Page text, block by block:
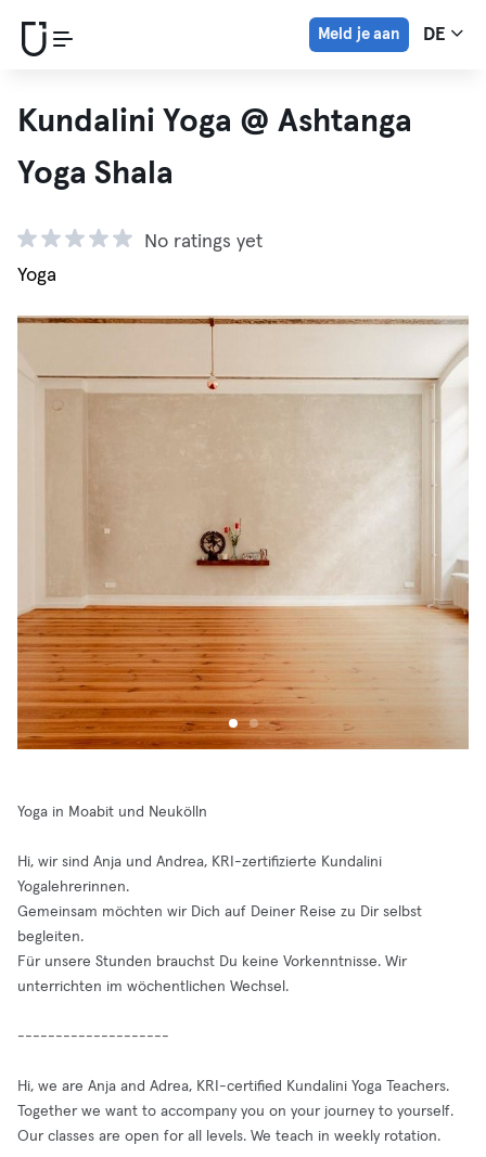
Meld je aan DE
Kundalini Yoga @ Ashtanga
Yoga Shala
No ratings yet
Yoga
Yoga in Moabit und Neukölln
Hi, wir sind Anja und Andrea, KRI-zertifizierte Kundalini
Yogalehrerinnen.
Gemeinsam möchten wir Dich auf Deiner Reise zu Dir selbst
begleiten.
Für unsere Stunden brauchst Du keine Vorkenntnisse. Wir
unterrichten im wöchentlichen Wechsel.
--------------------
Hi, we are Anja and Adrea, KRI-certified Kundalini Yoga Teachers.
Together we want to accompany you on your journey to yourself.
Our classes are open for all levels. We teach in weekly rotation.